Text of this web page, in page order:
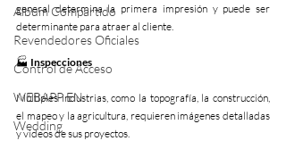
Album Compartido
Revendedores Oficiales
Control de Acceso
WEBAPP EN
Wedding
general determina la primera impresión y puede ser
determinante para atraer al cliente.
🏭 Inspecciones
Múltiples industrias, como la topografía, la construcción,
el mapeo y la agricultura, requieren imágenes detalladas
y videos de sus proyectos.